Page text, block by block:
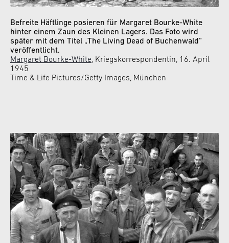
Befreite Häftlinge posieren für Margaret Bourke-White
hinter einem Zaun des Kleinen Lagers. Das Foto wird
später mit dem Titel „The Living Dead of Buchenwald“
veröffentlicht.
Margaret Bourke-White , Kriegskorrespondentin, 16. April
1945
Time & Life Pictures/Getty Images, München